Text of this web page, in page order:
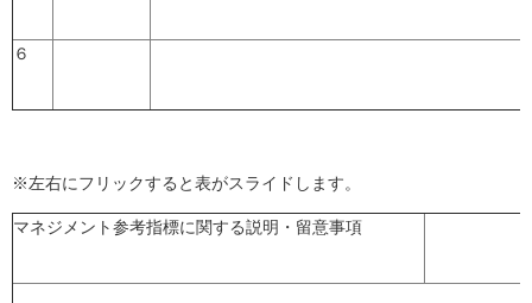
６
※左右にフリックすると表がスライドします。
マネジメント参考指標に関する説明・留意事項